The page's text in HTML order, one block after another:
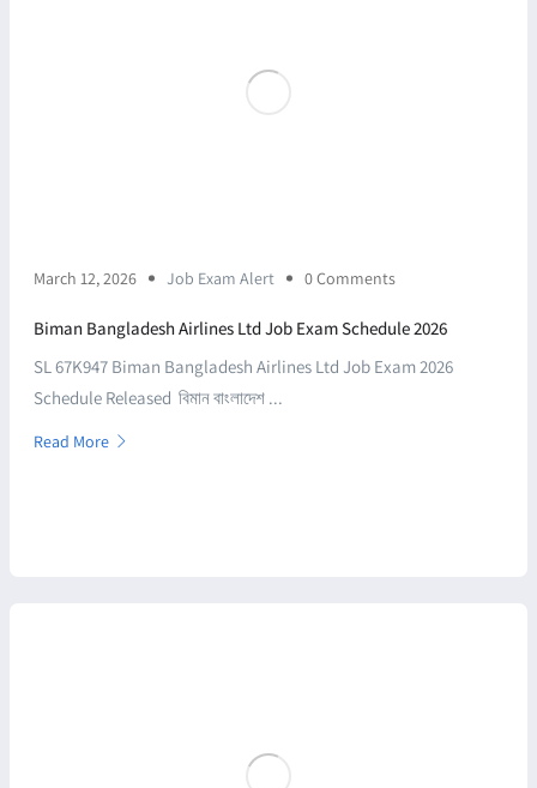
March 12, 2026 Job Exam Alert 0 Comments
Biman Bangladesh Airlines Ltd Job Exam Schedule 2026
SL 67K947 Biman Bangladesh Airlines Ltd Job Exam 2026
Schedule Released বিমান বাংলাদেশ ...
Read More